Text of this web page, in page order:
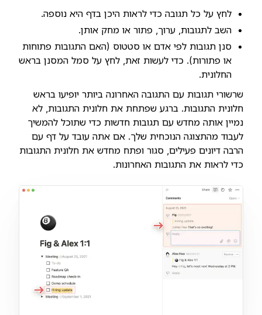
לחץ על כל תגובה כדי לראות היכן בדף היא נוספה.
השב לתגובות, ערוך, פתור או מחק אותן.
סנן תגובות לפי אדם או סטטוס (האם התגובות פתוחות
או פתורות). כדי לעשות זאת, לחץ על סמל המסנן בראש
החלונית.
שרשורי תגובות עם התגובה האחרונה ביותר יופיעו בראש
חלונית התגובות. ברגע שפתחת את חלונית התגובות, לא
נמיין אותה מחדש עם תגובות חדשות כדי שתוכל להמשיך
לעבוד מהתצוגה הנוכחית שלך. אם אתה עובד על דף עם
הרבה דיונים פעילים, סגור ופתח מחדש את חלונית התגובות
כדי לראות את התגובות האחרונות.